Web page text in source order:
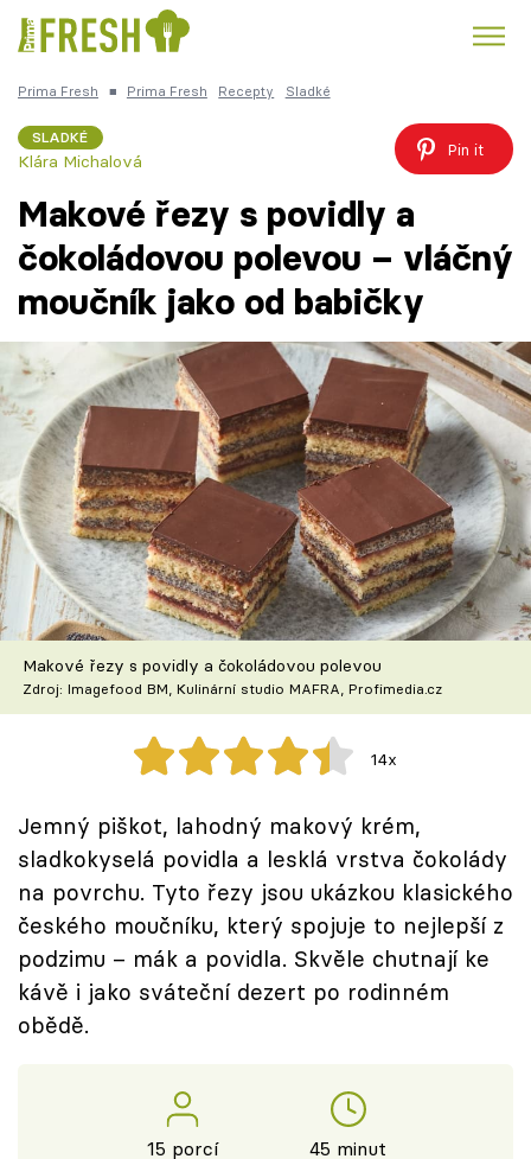
Recepty
Články
TV Program
Škola vaření
Recepty z TV
Speciál: Cuketa
Těhotnej kuchař
Sledujte prima+
Přihlášení
Sledujte nás
Prima Fresh ■ Prima Fresh Recepty Sladké
SLADKÉ
Klára Michalová
Pin it
Makové řezy s povidly a
čokoládovou polevou – vláčný
moučník jako od babičky
Makové řezy s povidly a čokoládovou polevou
Zdroj: Imagefood BM, Kulinární studio MAFRA, Profimedia.cz
14x
Jemný piškot, lahodný makový krém,
sladkokyselá povidla a lesklá vrstva čokolády
na povrchu. Tyto řezy jsou ukázkou klasického
českého moučníku, který spojuje to nejlepší z
podzimu – mák a povidla. Skvěle chutnají ke
kávě i jako sváteční dezert po rodinném
obědě.
15 porcí 45 minut